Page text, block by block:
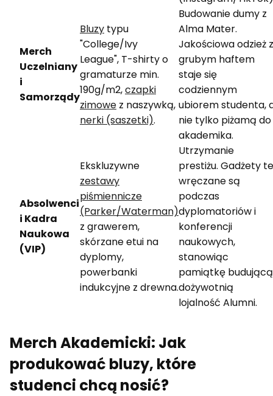
Merch
Uczelniany
i
Samorządy
Bluzy typu
"College/Ivy
League", T-shirty o
gramaturze min.
190g/m2,czapki
zimowe z naszywką,
nerki (saszetki).
Budowanie dumy z
Alma Mater.
Jakościowa odzież z
grubym haftem
staje się
codziennym
ubiorem studenta,
nie tylko piżamą do
akademika.
Absolwenci
i Kadra
Naukowa
(VIP)
Ekskluzywne
zestawy
piśmiennicze
(Parker/Waterman)
z grawerem,
skórzane etui na
dyplomy,
powerbanki
indukcyjne z drewna.
Utrzymanie
prestiżu. Gadżety te
wręczane są
podczas
dyplomatoriów i
konferencji
naukowych,
stanowiąc
pamiątkę budującą
dożywotnią
lojalność Alumni.
Merch Akademicki: Jak
produkować bluzy, które
studenci chcą nosić?